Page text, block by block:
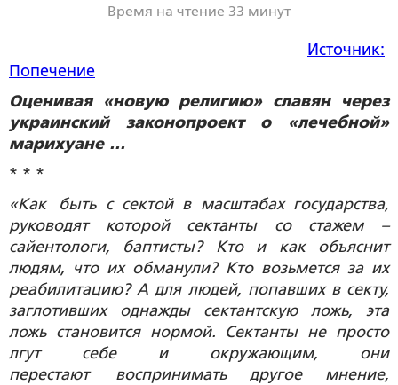
Время на чтение 33 минут
Источник:
Попечение
Оценивая «новую религию» славян через
украинский законопроект о «лечебной»
марихуане …
* * *
«Как быть с сектой в масштабах государства,
руководят которой сектанты со стажем –
сайентологи, баптисты? Кто и как объяснит
людям, что их обманули? Кто возьмется за их
реабилитацию? А для людей, попавших в секту,
заглотивших однажды сектантскую ложь, эта
ложь становится нормой. Сектанты не просто
лгут себе и окружающим, они
перестают воспринимать другое мнение,